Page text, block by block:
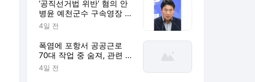
‘공직선거법 위반’ 혐의 안
병윤 예천군수 구속영장 기
각 [사건수첩]
4일 전
폭염에 포항서 공공근로
70대 작업 중 숨져, 관련 사
업 전면 중단 [사건수첩]
4일 전